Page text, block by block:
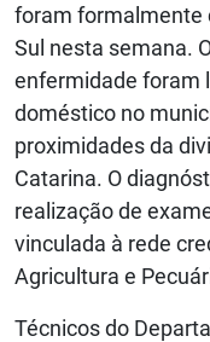
foram formalmente
Sul nesta semana.
enfermidade foram
doméstico no
proximidades da
Catarina. O
realização de
vinculada à rede
Agricultura e
Técnicos do